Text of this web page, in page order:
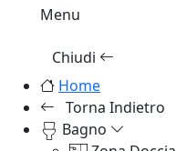
Menu
Chiudi
Home
Torna Indietro
Bagno